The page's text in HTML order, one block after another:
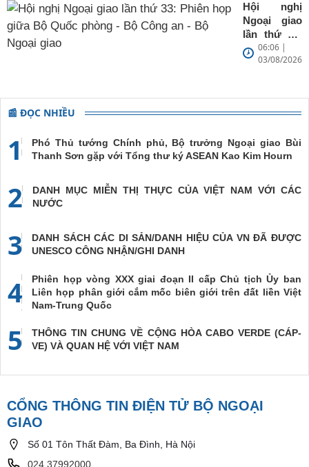
đoạn mới:
Tư duy đột
phá, hành
động quyết
Hội nghị
Ngoại giao
lần thứ 33:
Phiên họp
giữa Bộ
Bộ Ngoại
06:06 |
03/08/2026
📰 ĐỌC NHIỀU
1
Phó Thủ tướng Chính phủ, Bộ trưởng Ngoại giao Bùi
Thanh Sơn gặp với Tổng thư ký ASEAN Kao Kim Hourn
2
DANH MỤC MIỄN THỊ THỰC CỦA VIỆT NAM VỚI CÁC
NƯỚC
3
DANH SÁCH CÁC DI SẢN/DANH HIỆU CỦA VN ĐÃ ĐƯỢC
UNESCO CÔNG NHẬN/GHI DANH
4
Phiên họp vòng XXX giai đoạn II cấp Chủ tịch Ủy ban
Liên họp phân giới cắm mốc biên giới trên đất liền Việt
Nam-Trung Quốc
5
THÔNG TIN CHUNG VỀ CỘNG HÒA CABO VERDE (CÁP-
VE) VÀ QUAN HỆ VỚI VIỆT NAM
CỔNG THÔNG TIN ĐIỆN TỬ BỘ NGOẠI
GIAO
Số 01 Tôn Thất Đàm, Ba Đình, Hà Nội
024.37992000